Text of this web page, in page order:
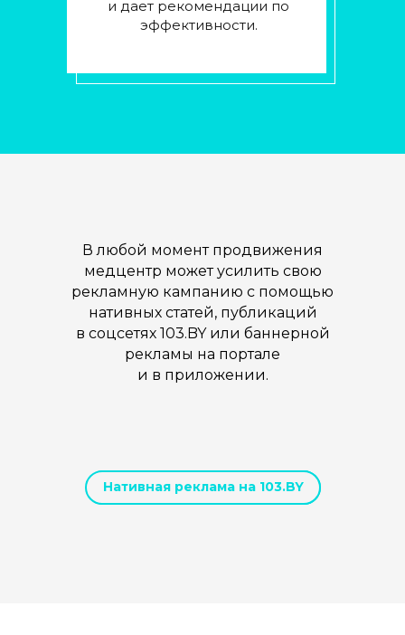
и дает рекомендации по
эффективности.
В любой момент продвижения
медцентр может усилить свою
рекламную кампанию с помощью
нативных статей, публикаций
в соцсетях 103.BY или баннерной
рекламы на портале
и в приложении.
Нативная реклама на 103.BY